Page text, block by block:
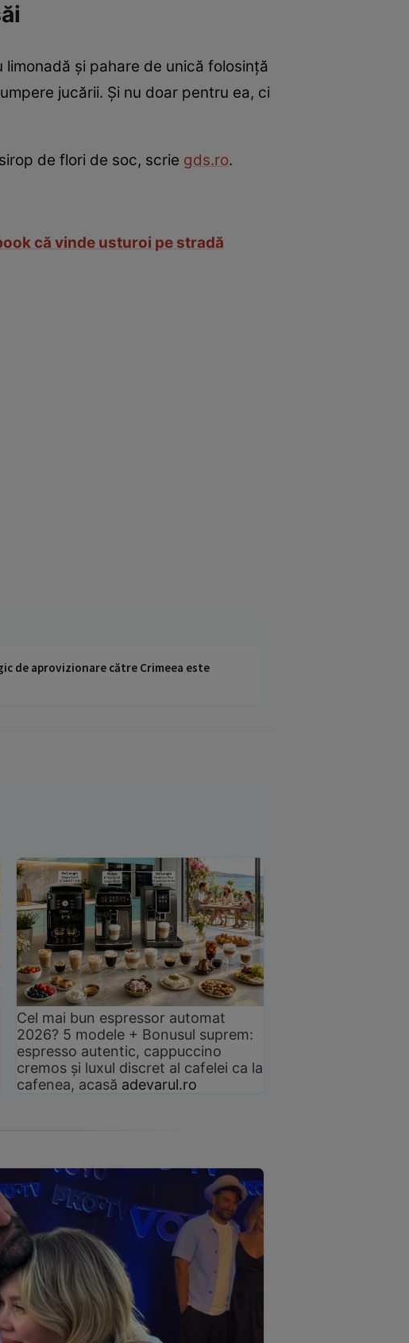
și pahare de unică folosință
jucării. Și nu doar pentru ea, ci
de flori de soc, scrie gds.ro.
că vinde usturoi pe stradă
de aprovizionare către Crimeea este
Cel mai bun espressor automat
2026? 5 modele + Bonusul suprem:
espresso autentic, cappuccino
cremos și luxul discret al cafelei ca la
cafenea, acasă adevarul.ro